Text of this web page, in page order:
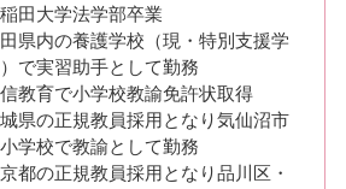
田大学法学部卒業
県内の養護学校（現・特別支援学
で実習助手として勤務
教育で小学校教諭免許状取得
県の正規教員採用となり気仙沼市
学校で教諭として勤務
都の正規教員採用となり品川区・